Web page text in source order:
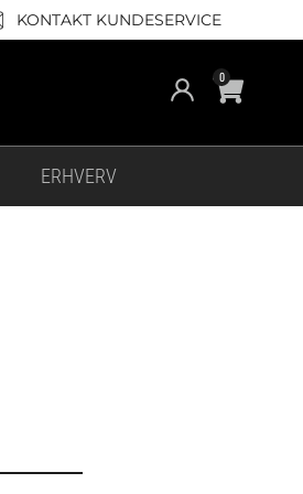
KONTAKT KUNDESERVICE
0
Cart
ERHVERV